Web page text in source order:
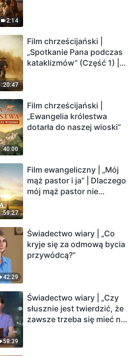
2:14
Film chrześcijański |
„Spotkanie Pana podczas
kataklizmów” (Część 1) |
Film chrześcijański |
„Ewangelia królestwa
dotarła do naszej wioski”
Film ewangeliczny | „Mój
mąż pastor i ja” | Dlaczego
mój mąż pastor nie
42:29
Świadectwo wiary | „Co
kryje się za odmową bycia
przywódcą?”
58:39
Świadectwo wiary | „Czy
słusznie jest twierdzić, że
zawsze trzeba się mieć na